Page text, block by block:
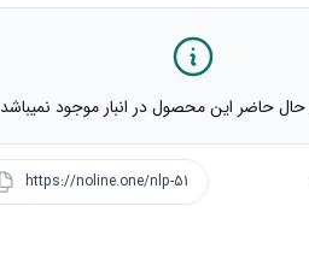
حال حاضر این محصول در انبار موجود نمیباشد
https://noline.one/nlp-51